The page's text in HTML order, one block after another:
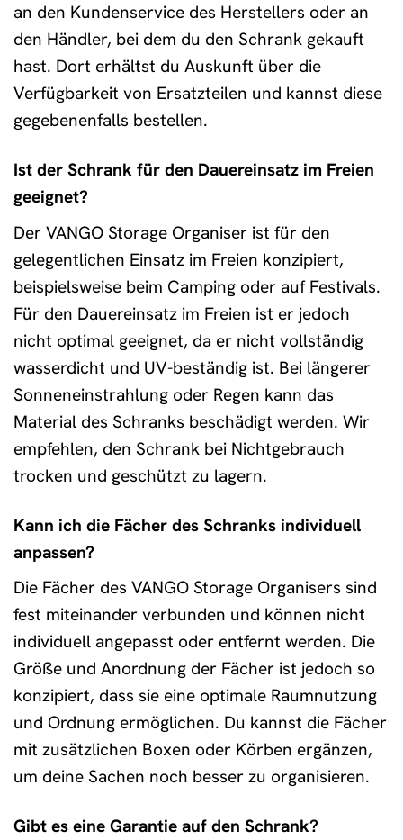
an den Kundenservice des Herstellers oder an
den Händler, bei dem du den Schrank gekauft
hast. Dort erhältst du Auskunft über die
Verfügbarkeit von Ersatzteilen und kannst diese
gegebenenfalls bestellen.
Ist der Schrank für den Dauereinsatz im Freien
geeignet?
Der VANGO Storage Organiser ist für den
gelegentlichen Einsatz im Freien konzipiert,
beispielsweise beim Camping oder auf Festivals.
Für den Dauereinsatz im Freien ist er jedoch
nicht optimal geeignet, da er nicht vollständig
wasserdicht und UV-beständig ist. Bei längerer
Sonneneinstrahlung oder Regen kann das
Material des Schranks beschädigt werden. Wir
empfehlen, den Schrank bei Nichtgebrauch
trocken und geschützt zu lagern.
Kann ich die Fächer des Schranks individuell
anpassen?
Die Fächer des VANGO Storage Organisers sind
fest miteinander verbunden und können nicht
individuell angepasst oder entfernt werden. Die
Größe und Anordnung der Fächer ist jedoch so
konzipiert, dass sie eine optimale Raumnutzung
und Ordnung ermöglichen. Du kannst die Fächer
mit zusätzlichen Boxen oder Körben ergänzen,
um deine Sachen noch besser zu organisieren.
Gibt es eine Garantie auf den Schrank?